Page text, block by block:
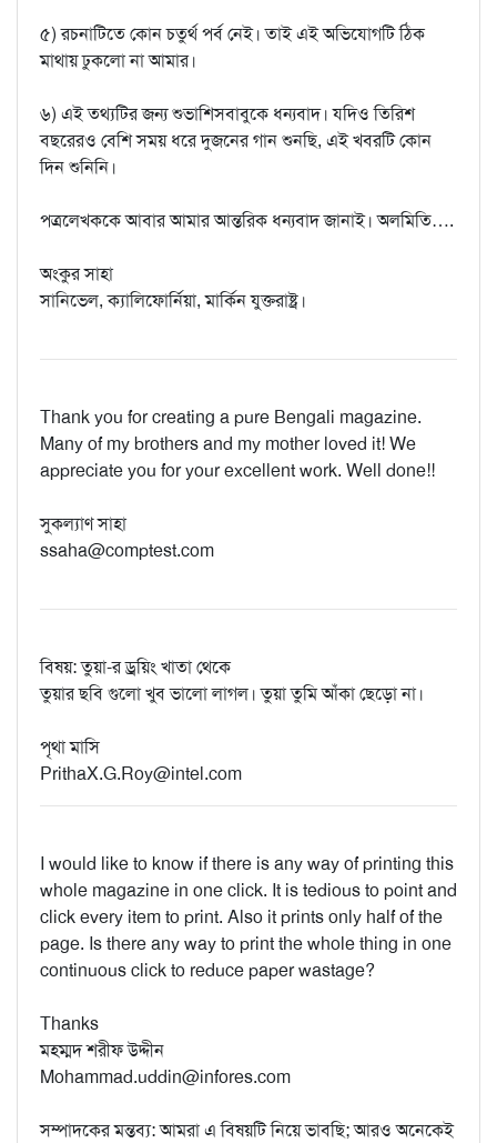
৫) রচনাটিতে কোন চতুর্থ পর্ব নেই। তাই এই অভিযোগটি ঠিক
মাথায় ঢুকলো না আমার।
৬) এই তথ্যটির জন্য শুভাশিসবাবুকে ধন্যবাদ। যদিও তিরিশ
বছরেরও বেশি সময় ধরে দুজনের গান শুনছি, এই খবরটি কোন
দিন শুনিনি।
পত্রলেখককে আবার আমার আন্তরিক ধন্যবাদ জানাই। অলমিতি….
অংকুর সাহা
সানিভেল, ক্যালিফোর্নিয়া, মার্কিন যুক্তরাষ্ট্র।
Thank you for creating a pure Bengali magazine.
Many of my brothers and my mother loved it! We
appreciate you for your excellent work. Well done!!
সুকল্যাণ সাহা
ssaha@comptest.com
বিষয়: তুয়া-র ড্রয়িং খাতা থেকে
তুয়ার ছবি গুলো খুব ভালো লাগল। তুয়া তুমি আঁকা ছেড়ো না।
পৃথা মাসি
PrithaX.G.Roy@intel.com
I would like to know if there is any way of printing this
whole magazine in one click. It is tedious to point and
click every item to print. Also it prints only half of the
page. Is there any way to print the whole thing in one
continuous click to reduce paper wastage?
Thanks
মহম্মদ শরীফ উদ্দীন
Mohammad.uddin@infores.com
সম্পাদকের মন্তব্য: আমরা এ বিষয়টি নিয়ে ভাবছি; আরও অনেকেই